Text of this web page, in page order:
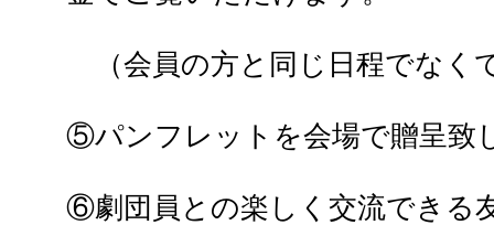
（会員の方と同じ日程でなく
⑤パンフレットを会場で贈呈致
⑥劇団員との楽しく交流できる